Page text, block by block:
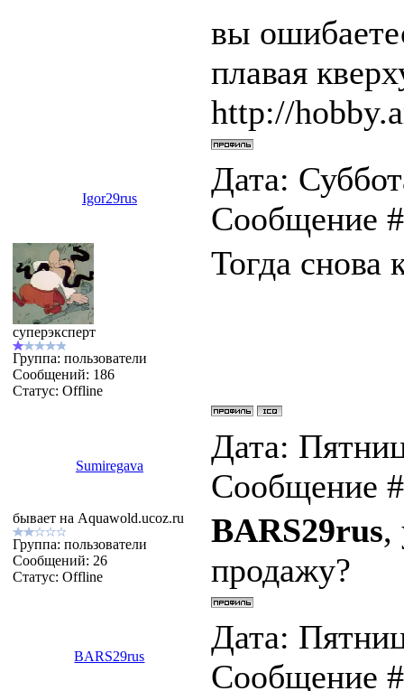
вы
плавая
http://
Igor29rus
Дата:
Сообщение
суперэксперт
Группа: пользователи
Сообщений: 186
Статус: Offline
Тогда снова
Sumiregava
Дата:
Сообщение
бывает на Aquawold.ucoz.ru
Группа: пользователи
Сообщений: 26
Статус: Offline
BARS29rus,
продажу?
BARS29rus
Дата:
Сообщение